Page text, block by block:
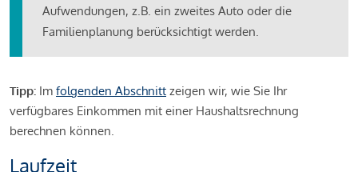
Aufwendungen, z.B. ein zweites Auto oder die
Familienplanung berücksichtigt werden.
Tipp: Im folgenden Abschnitt zeigen wir, wie Sie Ihr
verfügbares Einkommen mit einer Haushaltsrechnung
berechnen können.
Laufzeit